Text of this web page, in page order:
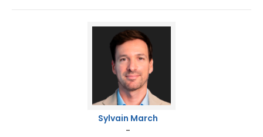
Sylvain March
-